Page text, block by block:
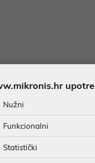
u dobroj namjeri.
u dostupnosti i cijene.
Opis
Nužni
Funkcionalni
Statistički